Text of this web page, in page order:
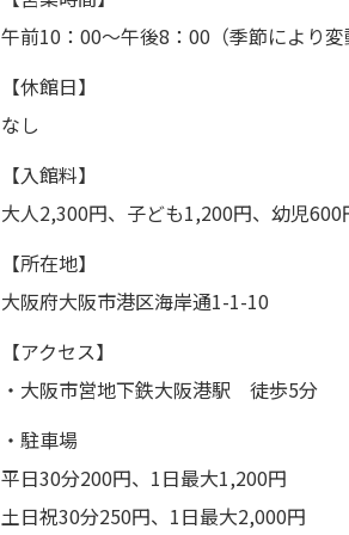
午前10：00～午後8：00（季節により変
【休館日】
なし
【入館料】
大人2,300円、子ども1,200円、幼児600
【所在地】
大阪府大阪市港区海岸通1-1-10
【アクセス】
・大阪市営地下鉄大阪港駅 徒歩5分
・駐車場
平日30分200円、1日最大1,200円
土日祝30分250円、1日最大2,000円